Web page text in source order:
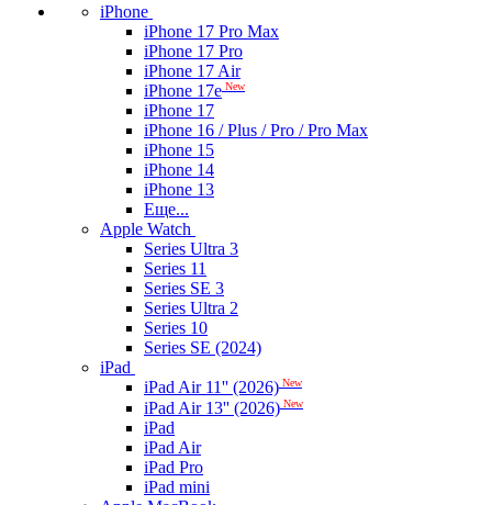
iPhone
iPhone 17 Pro Max
iPhone 17 Pro
iPhone 17 Air
iPhone 17e New
iPhone 17
iPhone 16 / Plus / Pro / Pro Max
iPhone 15
iPhone 14
iPhone 13
Еще...
Apple Watch
Series Ultra 3
Series 11
Series SE 3
Series Ultra 2
Series 10
Series SE (2024)
iPad
iPad Air 11'' (2026) New
iPad Air 13'' (2026) New
iPad
iPad Air
iPad Pro
iPad mini